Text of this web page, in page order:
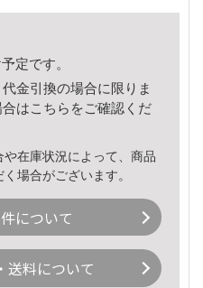
定です。
金引換の場合に限りま
はこちら をご確認くだ
在庫状況によって、商品
場合がございます。
について
送料について